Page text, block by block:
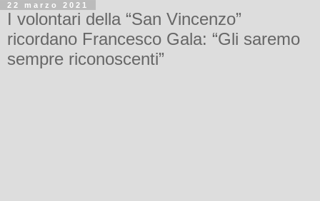
22 marzo 2021
I volontari della “San Vincenzo”
ricordano Francesco Gala: “Gli saremo
sempre riconoscenti”